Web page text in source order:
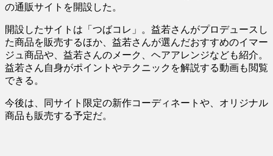
の通販サイトを開設した。
開設したサイトは「つばコレ」。益若さんがプロデュースし
た商品を販売するほか、益若さんが選んだおすすめのイマー
ジュ商品や、益若さんのメーク、ヘアアレンジなども紹介。
益若さん自身がポイントやテクニックを解説する動画も閲覧
できる。
今後は、同サイト限定の新作コーディネートや、オリジナル
商品も販売する予定だ。